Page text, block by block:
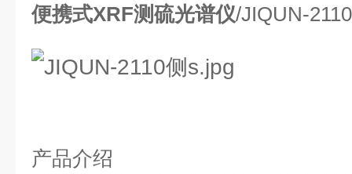
便携式XRF测硫光谱仪/JIQUN-2110
产品介绍